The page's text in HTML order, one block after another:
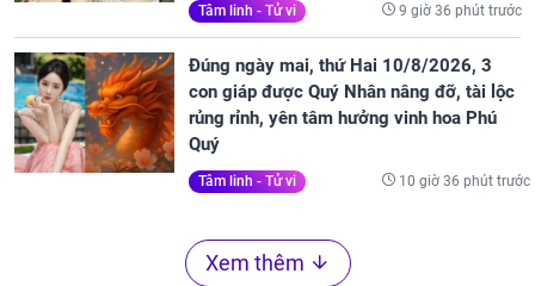
Tâm linh - Tử vi 9 giờ 36 phút trước
Đúng ngày mai, thứ Hai 10/8/2026, 3
con giáp được Quý Nhân nâng đỡ, tài lộc
rủng rỉnh, yên tâm hưởng vinh hoa Phú
Quý
Tâm linh - Tử vi 10 giờ 36 phút trước
Xem thêm